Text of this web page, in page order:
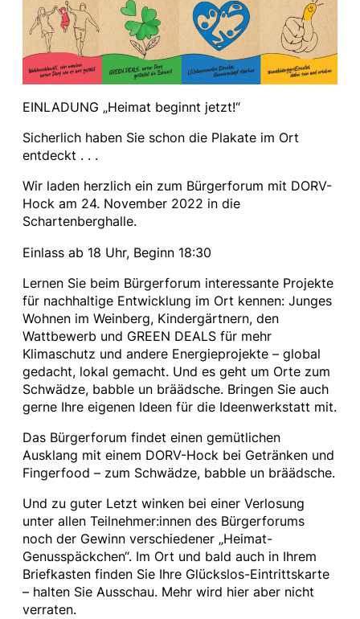
EINLADUNG „Heimat beginnt jetzt!“
Sicherlich haben Sie schon die Plakate im Ort
entdeckt . . .
Wir laden herzlich ein zum Bürgerforum mit DORV-
Hock am 24. November 2022 in die
Schartenberghalle.
Einlass ab 18 Uhr, Beginn 18:30
Lernen Sie beim Bürgerforum interessante Projekte
für nachhaltige Entwicklung im Ort kennen: Junges
Wohnen im Weinberg, Kindergärtnern, den
Wattbewerb und GREEN DEALS für mehr
Klimaschutz und andere Energieprojekte – global
gedacht, lokal gemacht. Und es geht um Orte zum
Schwädze, babble un bräädsche. Bringen Sie auch
gerne Ihre eigenen Ideen für die Ideenwerkstatt mit.
Das Bürgerforum findet einen gemütlichen
Ausklang mit einem DORV-Hock bei Getränken und
Fingerfood – zum Schwädze, babble un bräädsche.
Und zu guter Letzt winken bei einer Verlosung
unter allen Teilnehmer:innen des Bürgerforums
noch der Gewinn verschiedener „Heimat-
Genusspäckchen“. Im Ort und bald auch in Ihrem
Briefkasten finden Sie Ihre Glückslos-Eintrittskarte
– halten Sie Ausschau. Mehr wird hier aber nicht
verraten.